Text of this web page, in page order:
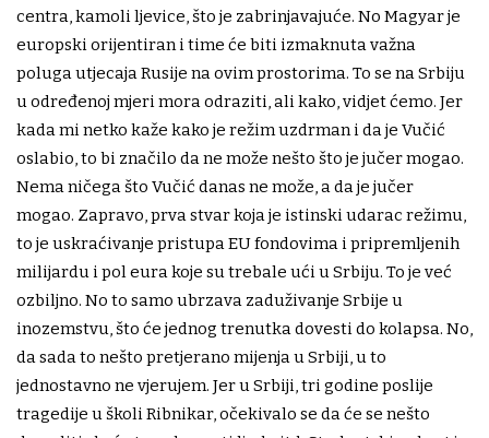
centra, kamoli ljevice, što je zabrinjavajuće. No Magyar je
europski orijentiran i time će biti izmaknuta važna
poluga utjecaja Rusije na ovim prostorima. To se na Srbiju
u određenoj mjeri mora odraziti, ali kako, vidjet ćemo. Jer
kada mi netko kaže kako je režim uzdrman i da je Vučić
oslabio, to bi značilo da ne može nešto što je jučer mogao.
Nema ničega što Vučić danas ne može, a da je jučer
mogao. Zapravo, prva stvar koja je istinski udarac režimu,
to je uskraćivanje pristupa EU fondovima i pripremljenih
milijardu i pol eura koje su trebale ući u Srbiju. To je već
ozbiljno. No to samo ubrzava zaduživanje Srbije u
inozemstvu, što će jednog trenutka dovesti do kolapsa. No,
da sada to nešto pretjerano mijenja u Srbiji, u to
jednostavno ne vjerujem. Jer u Srbiji, tri godine poslije
tragedije u školi Ribnikar, očekivalo se da će se nešto